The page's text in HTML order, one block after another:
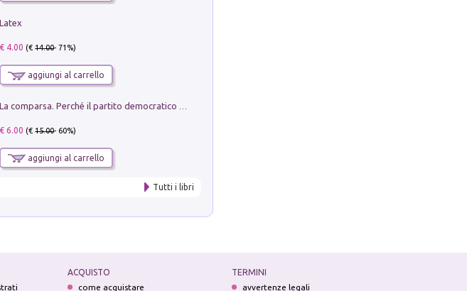
Latex
€ 4.00 (€14.00- 71%)
aggiungi al carrello
€ 6.00 (€15.00- 60%)
aggiungi al carrello
Tutti i libri
ACQUISTO
come acquistare
TERMINI
avvertenze legali